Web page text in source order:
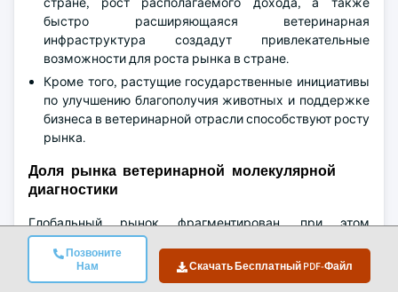
Позвоните
Нам
Скачать Бесплатный PDF-Файл
быстро расширяющаяся ветеринарная
инфраструктура создадут привлекательные
возможности для роста рынка в стране.
Кроме того, растущие государственные инициативы
по улучшению благополучия животных и поддержке
бизнеса в ветеринарной отрасли способствуют росту
рынка.
Доля рынка ветеринарной молекулярной
диагностики
Глобальный рынок фрагментирован, при этом
ключевые фармацевтические и биотехнологические
компании занимают лидирующие позиции, а ранние
инновации остаются активными среди небольших